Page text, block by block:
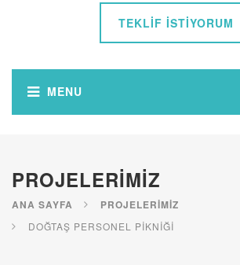
TEKLIF İSTIYORUM
PROJELERIMIZ
ANA SAYFA PROJELERIMIZ
DOĞTAŞ PERSONEL PİKNİĞİ